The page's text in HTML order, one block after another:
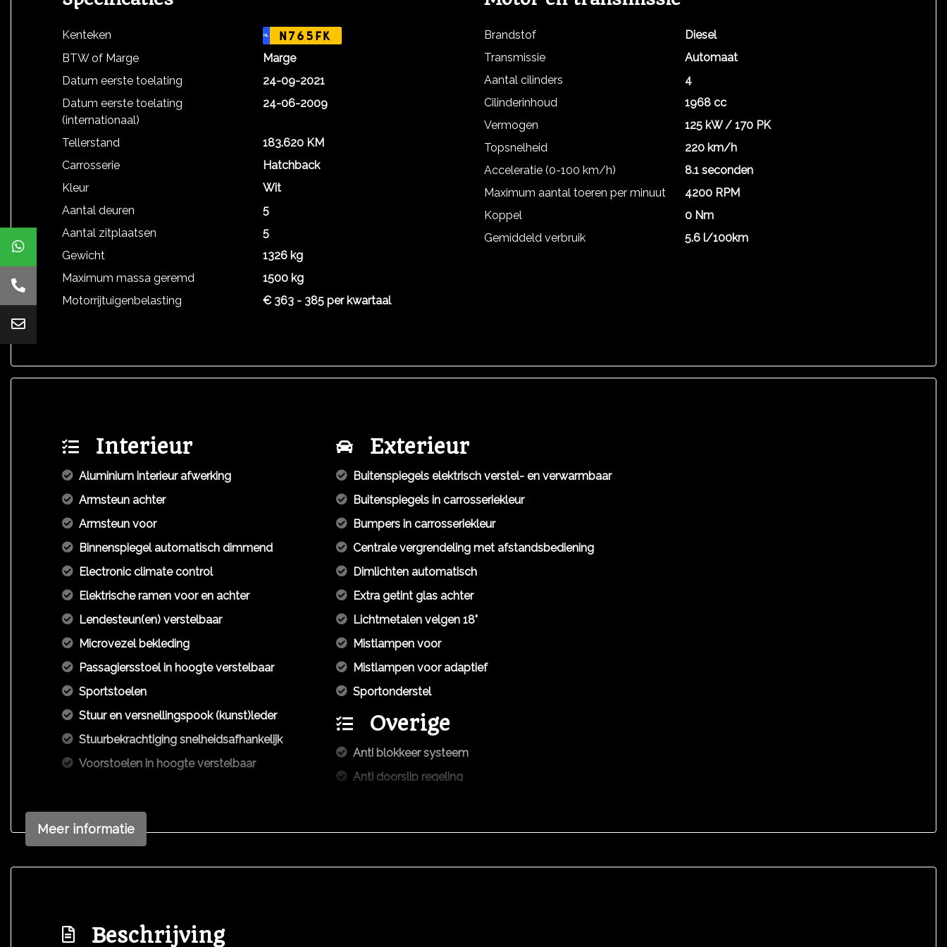
Kenteken NL N765FK
BTW of Marge
Marge
Datum eerste toelating
24-09-2021
Datum eerste toelating
(internationaal)
24-06-2009
Tellerstand
183.620 KM
Carrosserie
Hatchback
Kleur
Wit
Aantal deuren
5
Aantal zitplaatsen
5
Gewicht
1326 kg
Maximum massa geremd
1500 kg
Motorrijtuigenbelasting
€ 363 - 385 per kwartaal
Brandstof
Diesel
Transmissie
Automaat
Aantal cilinders
4
Cilinderinhoud
1968 cc
Vermogen
125 kW / 170 PK
Topsnelheid
220 km/h
Acceleratie (0-100 km/h)
8.1 seconden
Maximum aantal toeren per minuut
4200 RPM
Koppel
0 Nm
Gemiddeld verbruik
5.6 l/100km
Interieur
Aluminium interieur afwerking
Armsteun achter
Armsteun voor
Binnenspiegel automatisch dimmend
Electronic climate control
Elektrische ramen voor en achter
Lendesteun(en) verstelbaar
Microvezel bekleding
Passagiersstoel in hoogte verstelbaar
Sportstoelen
Stuur en versnellingspook (kunst)leder
Stuurbekrachtiging snelheidsafhankelijk
Voorstoelen in hoogte verstelbaar
Exterieur
Buitenspiegels elektrisch verstel- en verwarmbaar
Buitenspiegels in carrosseriekleur
Bumpers in carrosseriekleur
Centrale vergrendeling met afstandsbediening
Dimlichten automatisch
Extra getint glas achter
Lichtmetalen velgen 18"
Mistlampen voor
Mistlampen voor adaptief
Sportonderstel
Overige
Anti blokkeer systeem
Anti doorslip regeling
Meer informatie
Beschrijving